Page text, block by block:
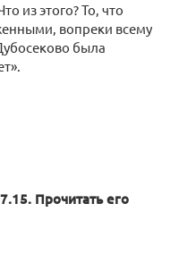
из этого? То, что
вопреки всему
была
Прочитать его